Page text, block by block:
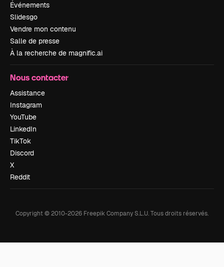
Événements
Slidesgo
Vendre mon contenu
Salle de presse
À la recherche de magnific.ai
Nous contacter
Assistance
Instagram
YouTube
LinkedIn
TikTok
Discord
X
Reddit
Copyright © 2010-2026 Freepik Company S.L.U.Tous droits réservés.